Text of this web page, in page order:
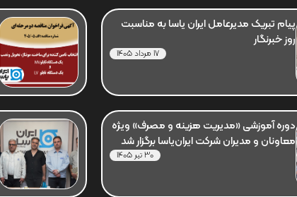
پیام تبریک مدیرعامل ایران یاسا به مناسبت
روز خبرنگار
17 مرداد 1405
دوره آموزشی «مدیریت هزینه و مصرف» ویژه
معاونان و مدیران شرکت ایران‌یاسا برگزار شد
30 تیر 1405